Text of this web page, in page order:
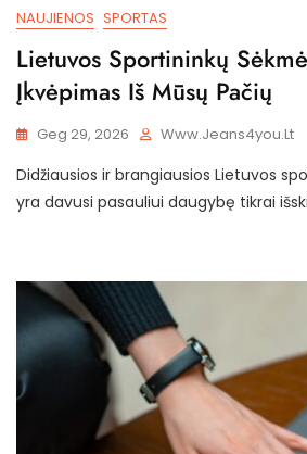
NAUJIENOS SPORTAS
Lietuvos Sportininkų
Įkvėpimas Iš Mūsų Pačių
Geg 29, 2026 Www.jeans4you.lt
Didžiausios ir brangiausios Lietuvos
yra davusi pasauliui daugybę tikrai